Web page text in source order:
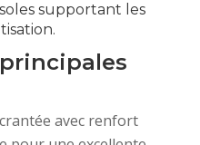
supportant les
avec renfort